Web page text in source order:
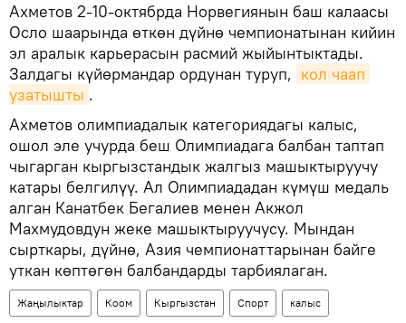
Ахметов 2-10-октябрда Норвегиянын баш калаасы
Осло шаарында өткөн дүйнө чемпионатынан кийин
эл аралык карьерасын расмий жыйынтыктады.
Залдагы күйөрмандар ордунан туруп, кол чаап
узатышты .
Ахметов олимпиадалык категориядагы калыс,
ошол эле учурда беш Олимпиадага балбан таптап
чыгарган кыргызстандык жалгыз машыктыруучу
катары белгилүү. Ал Олимпиададан күмүш медаль
алган Канатбек Бегалиев менен Акжол
Махмудовдун жеке машыктыруучусу. Мындан
сырткары, дүйнө, Азия чемпионаттарынан байге
уткан көптөгөн балбандарды тарбиялаган.
Жаңылыктар Коом Кыргызстан Спорт калыс